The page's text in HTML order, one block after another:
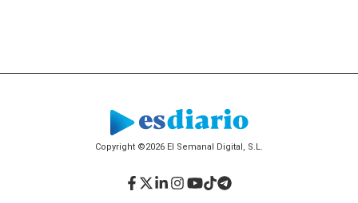
Copyright ©2026 El Semanal Digital, S.L.
Facebook
Twitter
LinkedIn
Instagram
YouTube
TikTok
Telegram